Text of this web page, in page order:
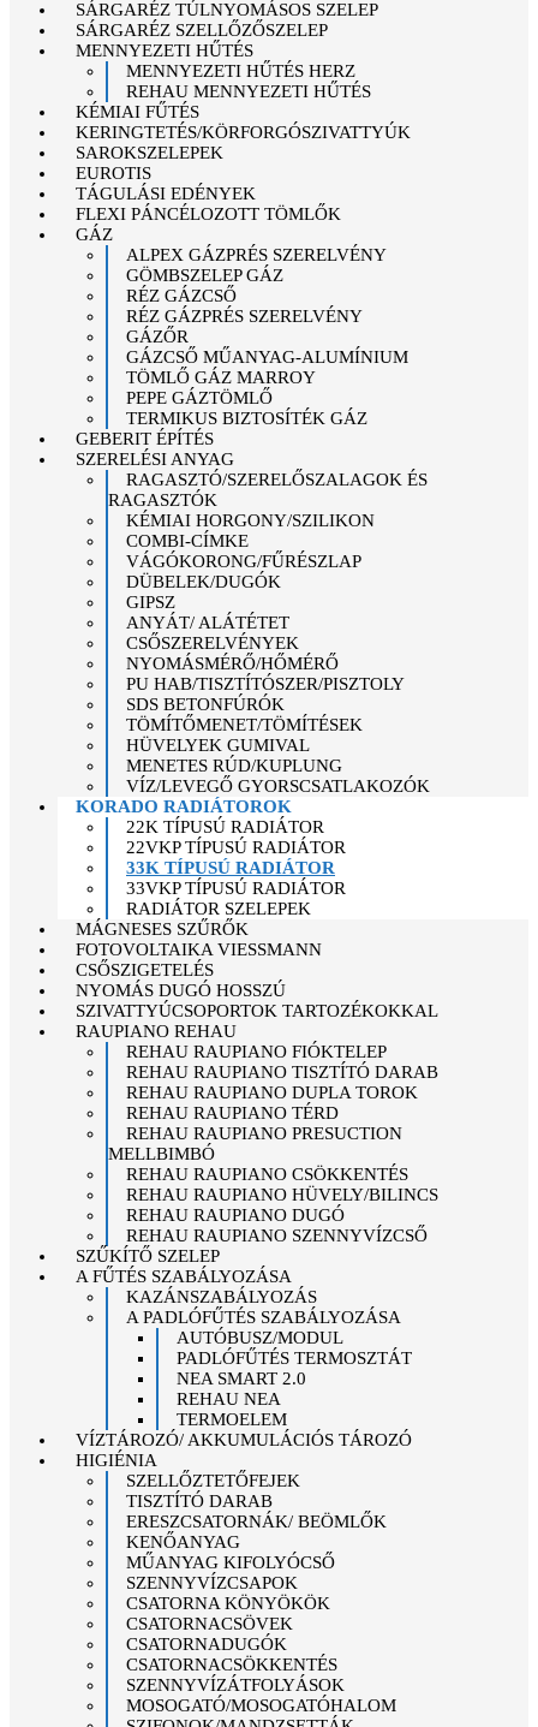
SÁRGARÉZ TÚLNYOMÁSOS SZELEP
SÁRGARÉZ SZELLŐZŐSZELEP
MENNYEZETI HŰTÉS
MENNYEZETI HŰTÉS HERZ
REHAU MENNYEZETI HŰTÉS
KÉMIAI FŰTÉS
KERINGTETÉS/KÖRFORGÓSZIVATTYÚK
SAROKSZELEPEK
EUROTIS
TÁGULÁSI EDÉNYEK
FLEXI PÁNCÉLOZOTT TÖMLŐK
GÁZ
ALPEX GÁZPRÉS SZERELVÉNY
GÖMBSZELEP GÁZ
RÉZ GÁZCSŐ
RÉZ GÁZPRÉS SZERELVÉNY
GÁZŐR
GÁZCSŐ MŰANYAG-ALUMÍNIUM
TÖMLŐ GÁZ MARROY
PEPE GÁZTÖMLŐ
TERMIKUS BIZTOSÍTÉK GÁZ
GEBERIT ÉPÍTÉS
SZERELÉSI ANYAG
RAGASZTÓ/SZERELŐSZALAGOK ÉS
RAGASZTÓK
KÉMIAI HORGONY/SZILIKON
COMBI-CÍMKE
VÁGÓKORONG/FŰRÉSZLAP
DÜBELEK/DUGÓK
GIPSZ
ANYÁT/ ALÁTÉTET
CSŐSZERELVÉNYEK
NYOMÁSMÉRŐ/HŐMÉRŐ
PU HAB/TISZTÍTÓSZER/PISZTOLY
SDS BETONFÚRÓK
TÖMÍTŐMENET/TÖMÍTÉSEK
HÜVELYEK GUMIVAL
MENETES RÚD/KUPLUNG
VÍZ/LEVEGŐ GYORSCSATLAKOZÓK
KORADO RADIÁTOROK
22K TÍPUSÚ RADIÁTOR
22VKP TÍPUSÚ RADIÁTOR
33K TÍPUSÚ RADIÁTOR
33VKP TÍPUSÚ RADIÁTOR
RADIÁTOR SZELEPEK
MÁGNESES SZŰRŐK
FOTOVOLTAIKA VIESSMANN
CSŐSZIGETELÉS
NYOMÁS DUGÓ HOSSZÚ
SZIVATTYÚCSOPORTOK TARTOZÉKOKKAL
RAUPIANO REHAU
REHAU RAUPIANO FIÓKTELEP
REHAU RAUPIANO TISZTÍTÓ DARAB
REHAU RAUPIANO DUPLA TOROK
REHAU RAUPIANO TÉRD
REHAU RAUPIANO PRESUCTION
MELLBIMBÓ
REHAU RAUPIANO CSÖKKENTÉS
REHAU RAUPIANO HÜVELY/BILINCS
REHAU RAUPIANO DUGÓ
REHAU RAUPIANO SZENNYVÍZCSŐ
SZŰKÍTŐ SZELEP
A FŰTÉS SZABÁLYOZÁSA
KAZÁNSZABÁLYOZÁS
A PADLÓFŰTÉS SZABÁLYOZÁSA
AUTÓBUSZ/MODUL
PADLÓFŰTÉS TERMOSZTÁT
NEA SMART 2.0
REHAU NEA
TERMOELEM
VÍZTÁROZÓ/ AKKUMULÁCIÓS TÁROZÓ
HIGIÉNIA
SZELLŐZTETŐFEJEK
TISZTÍTÓ DARAB
ERESZCSATORNÁK/ BEÖMLŐK
KENŐANYAG
MŰANYAG KIFOLYÓCSŐ
SZENNYVÍZCSAPOK
CSATORNA KÖNYÖKÖK
CSATORNACSÖVEK
CSATORNADUGÓK
CSATORNACSÖKKENTÉS
SZENNYVÍZÁTFOLYÁSOK
MOSOGATÓ/MOSOGATÓHALOM